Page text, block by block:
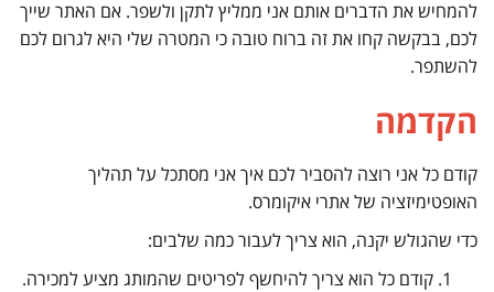
להמחיש את הדברים אותם אני ממליץ לתקן ולשפר. אם האתר שייך
לכם, בבקשה קחו את זה ברוח טובה כי המטרה שלי היא לגרום לכם
להשתפר.
הקדמה
קודם כל אני רוצה להסביר לכם איך אני מסתכל על תהליך
האופטימיזציה של אתרי איקומרס.
כדי שהגולש יקנה, הוא צריך לעבור כמה שלבים:
קודם כל הוא צריך להיחשף לפריטים שהמותג מציע למכירה.